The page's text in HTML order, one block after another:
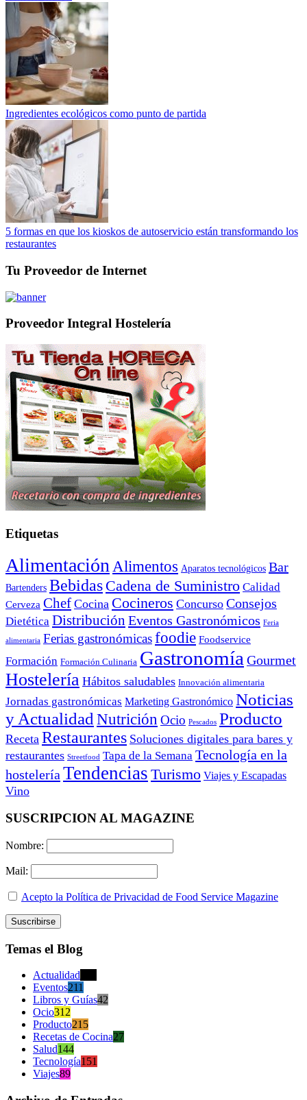
Ingredientes ecológicos como punto de partida
5 formas en que los kioskos de autoservicio están transformando los
restaurantes
Tu Proveedor de Internet
Proveedor Integral Hostelería
Etiquetas
Alimentación Alimentos Aparatos tecnológicos Bar
Bartenders Bebidas Cadena de Suministro Calidad
Cerveza Chef Cocina Cocineros Concurso Consejos
Dietética Distribución Eventos Gastronómicos Feria
alimentaria Ferias gastronómicasfoodie Foodservice
Formación Formación Culinaria Gastronomía Gourmet
Hostelería Hábitos saludables Innovación alimentaria
Jornadas gastronómicas Marketing Gastronómico Noticias
y Actualidad Nutrición Ocio Pescados Producto
Receta Restaurantes Soluciones digitales para bares y
restaurantes Streetfood Tapa de la Semana Tecnología en la
hostelería Tendencias Turismo Viajes y Escapadas
Vino
SUSCRIPCION AL MAGAZINE
Nombre:
Mail:
Acepto la Política de Privacidad de Food Service Magazine
Temas el Blog
Actualidad
Eventos211
Libros y Guías42
Ocio312
Producto215
Recetas de Cocina27
Salud144
Tecnología151
Viajes89